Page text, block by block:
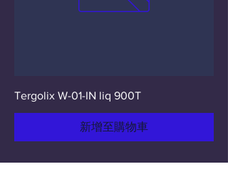
Tergolix W-01-IN liq 900T
新增至購物車